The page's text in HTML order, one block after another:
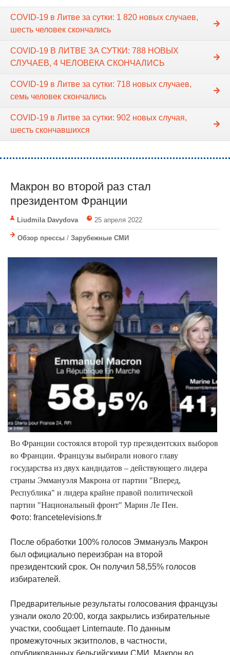
COVID-19 в Литве за сутки: 1 820 новых случаев,
шесть человек скончались
COVID-19 В ЛИТВЕ ЗА СУТКИ: 788 НОВЫХ
СЛУЧАЕВ, 4 ЧЕЛОВЕКА СКОНЧАЛИСЬ
COVID-19 в Литве за сутки: 718 новых случаев,
семь человек скончались
COVID-19 в Литве за сутки: 902 новых случая,
шесть скончавшихся
Макрон во второй раз стал
президентом Франции
Liudmila Davydova 25 апреля 2022
Обзор прессы / Зарубежные СМИ
Во Франции состоялся второй тур президентских выборов
во Франции. Французы выбирали нового главу
государства из двух кандидатов – действующего лидера
страны Эммануэля Макрона от партии "Вперед,
Республика" и лидера крайне правой политической
партии "Национальный фронт" Марин Ле Пен.
Фото: francetelevisions.fr
После обработки 100% голосов Эммануэль Макрон
был официально переизбран на второй
президентский срок. Он получил 58,55% голосов
избирателей.
Предварительные результаты голосования французы
узнали около 20:00, когда закрылись избирательные
участки, сообщает Linternaute. По данным
промежуточных экзитполов, в частности,
опубликованных бельгийскими СМИ, Макрон во